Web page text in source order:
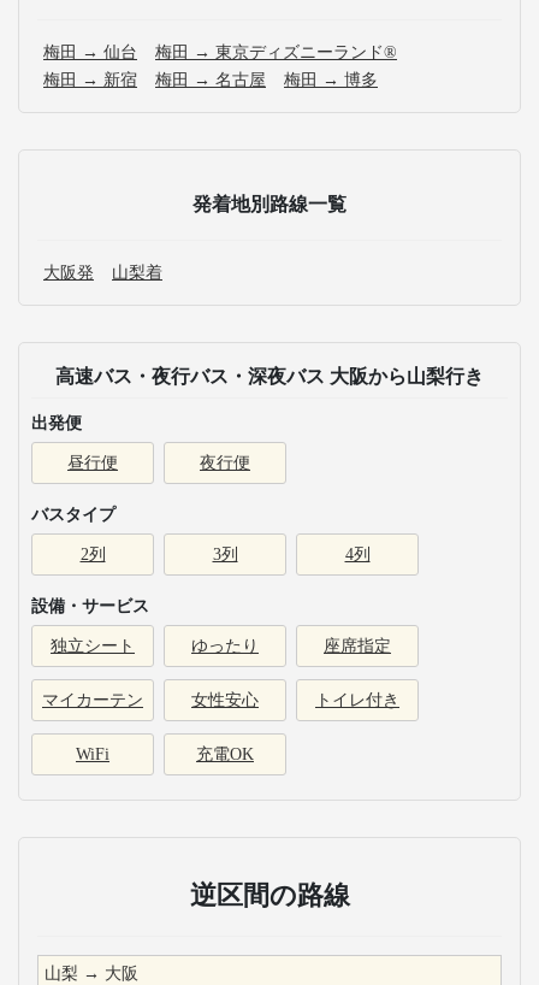
梅田 → 仙台
梅田 → 東京ディズニーランド®
梅田 → 新宿
梅田 → 名古屋 梅田 → 博多
発着地別路線一覧
大阪発 山梨着
高速バス・夜行バス・深夜バス 大阪から山梨行き
出発便
昼行便 夜行便
バスタイプ
2列 3列 4列
設備・サービス
独立シート ゆったり 座席指定
マイカーテン 女性安心 トイレ付き
WiFi 充電OK
逆区間の路線
山梨 → 大阪